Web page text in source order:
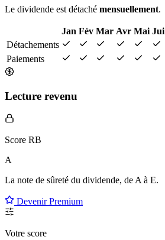
Le dividende est détaché mensuellement.
Jan Fév Mar Avr Mai Jui
Détachements
Paiements
Lecture revenu
Score RB
A
La note de sûreté du dividende, de A à E.
Devenir Premium
Votre score